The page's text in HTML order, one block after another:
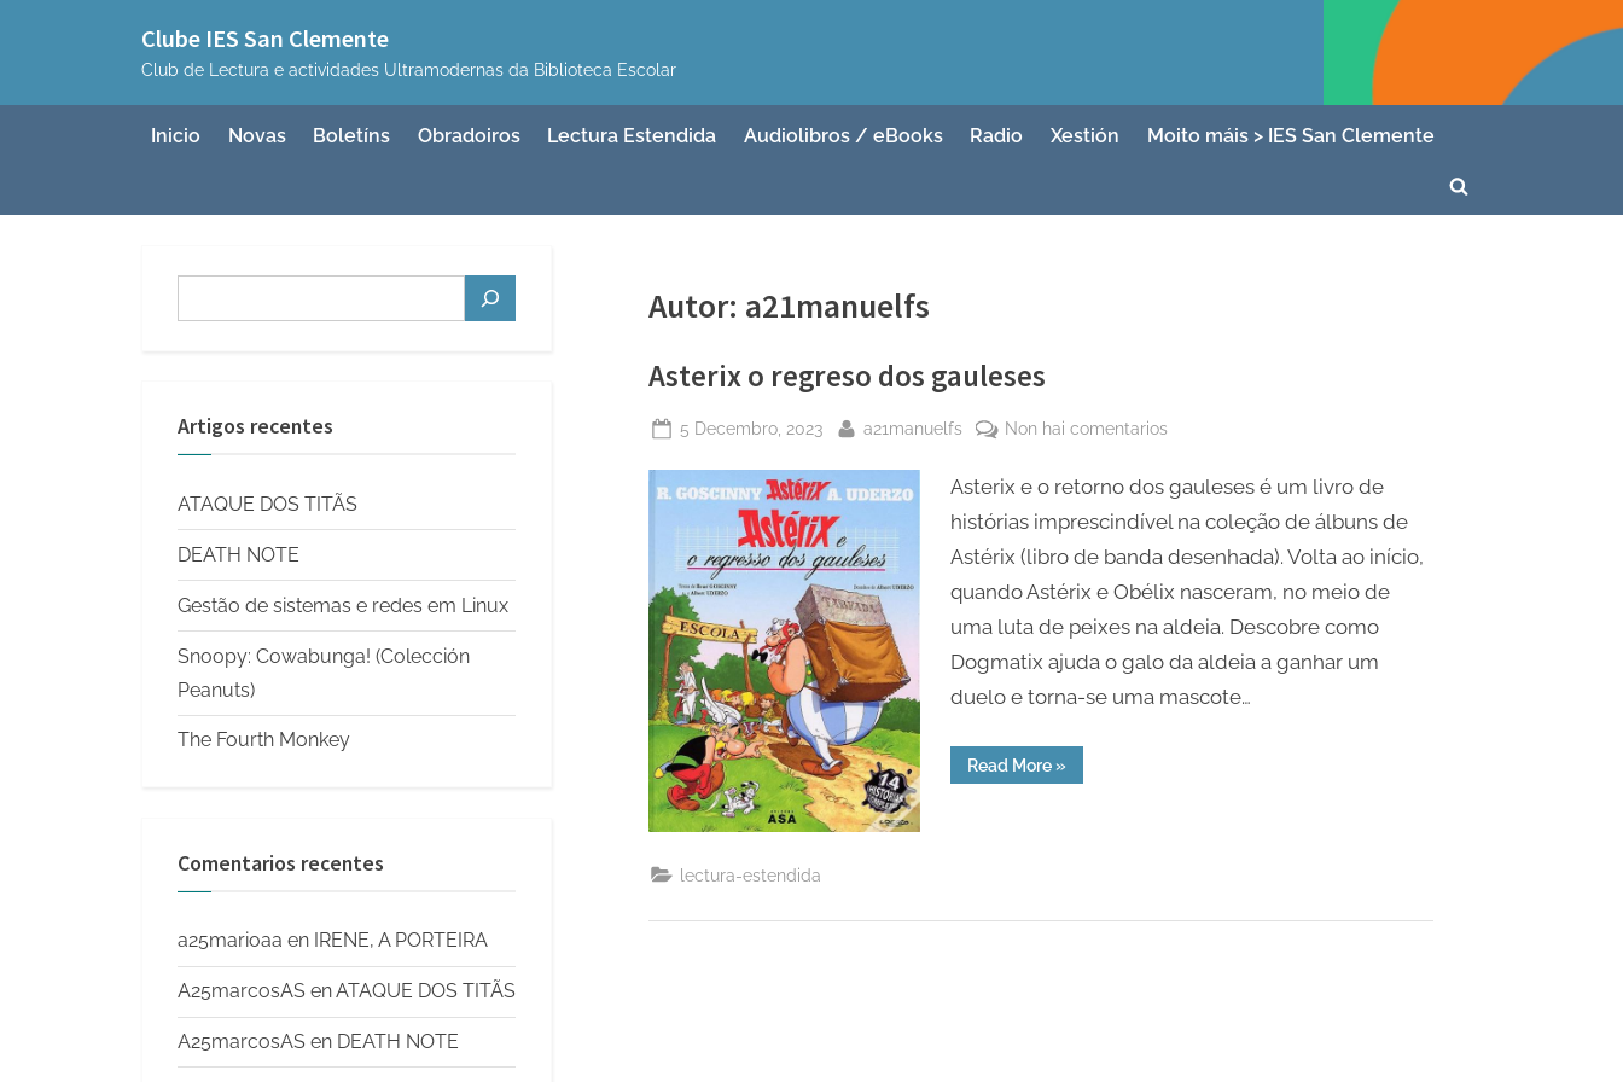
Clube IES San Clemente
Club de Lectura e actividades Ultramodernas da Biblioteca Escolar
Inicio Novas Boletíns Obradoiros Lectura Estendida Audiolibros / eBooks Radio Xestión Moito máis > IES San Clemente
Toggle
Autor: a21manuelfs
Asterix o regreso dos gauleses
Posted
5 Decembro, 2023 By
a21manuelfs Non hai comentarios
o
regreso
dos
Asterix e o retorno dos gauleses é um livro de
histórias imprescindível na coleção de álbuns de
Astérix (libro de banda desenhada). Volta ao início,
quando Astérix e Obélix nasceram, no meio de
uma luta de peixes na aldeia. Descobre como
Dogmatix ajuda o galo da aldeia a ganhar um
duelo e torna-se uma mascote…
Read More“Asterix
o
»
lectura-estendida
Artigos recentes
ATAQUE DOS TITÃS
DEATH NOTE
Gestão de sistemas e redes em Linux
Snoopy: Cowabunga! (Colección
Peanuts)
The Fourth Monkey
Comentarios recentes
a25marioaa en IRENE, A PORTEIRA
A25marcosAS enATAQUE DOS TITÃS
A25marcosAS en DEATH NOTE